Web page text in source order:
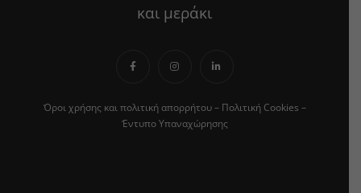
και μεράκι
Όροι χρήσης και πολιτική απορρήτου– Πολιτική Cookies –
Έντυπο Υπαναχώρησης